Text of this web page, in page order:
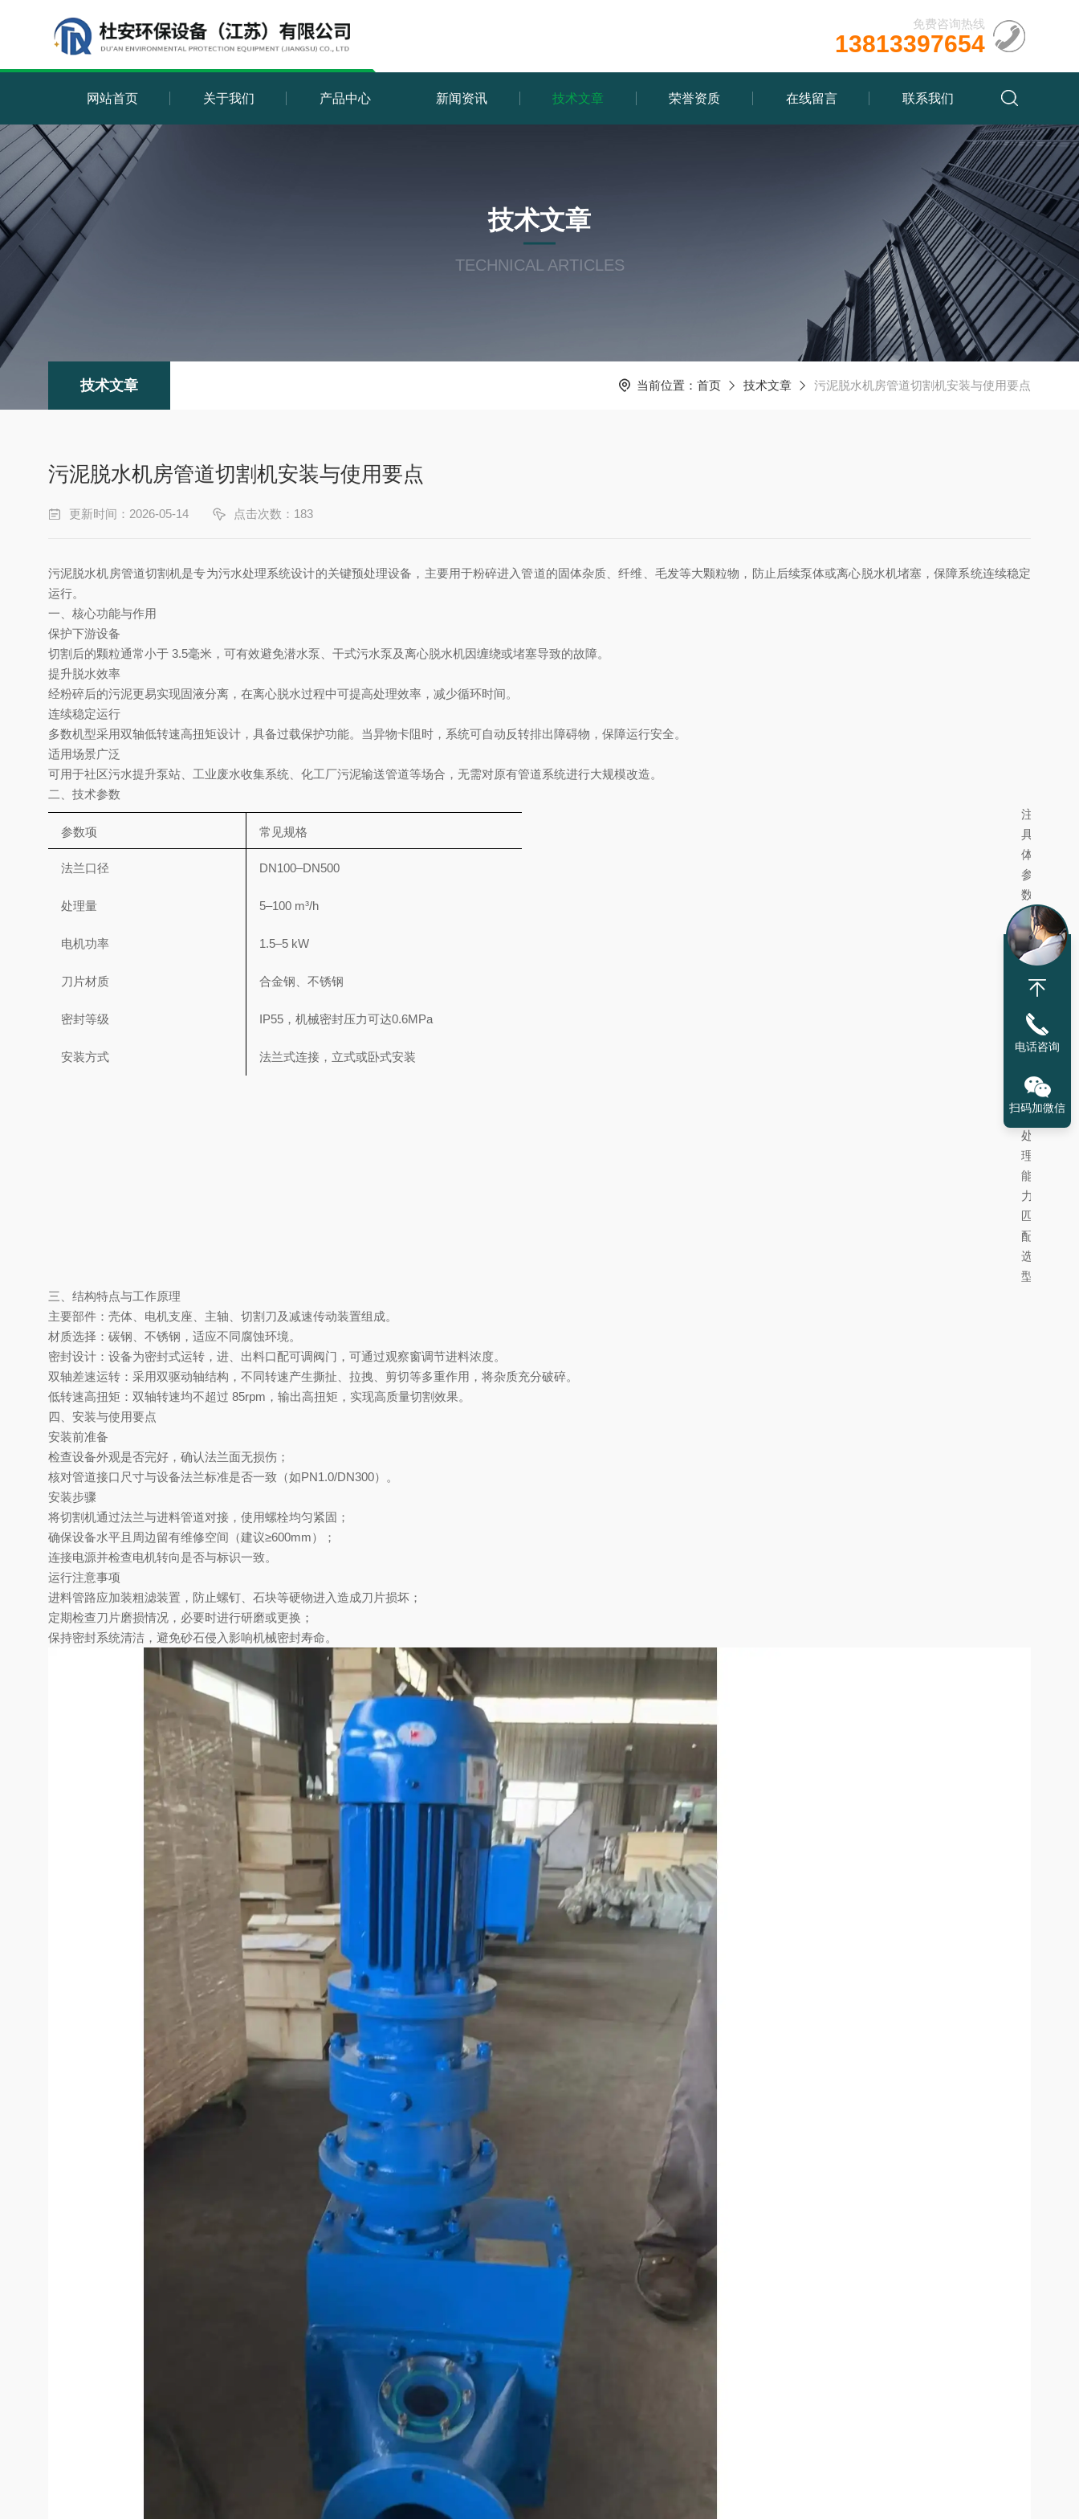
免费咨询热线
13813397654
网站首页 关于我们 产品中心 新闻资讯 技术文章 荣誉资质 在线留言 联系我们
技术文章
TECHNICAL ARTICLES
技术文章 当前位置： 首页 技术文章 污泥脱水机房管道切割机安装与使用要点
污泥脱水机房管道切割机安装与使用要点
更新时间：2026-05-14 点击次数：183
污泥脱水机房管道切割机‌是专为污水处理系统设计的关键预处理设备，主要用于粉碎进入管道的固体杂质、纤维、毛发等大颗粒物，防止后续泵体或离心脱水机堵塞，保障系统连续稳定
运行。
一、核心功能与作用
‌保护下游设备‌
切割后的颗粒通常小于 ‌3.5毫米‌，可有效避免潜水泵、干式污水泵及离心脱水机因缠绕或堵塞导致的故障。
‌提升脱水效率‌
经粉碎后的污泥更易实现固液分离，在离心脱水过程中可提高处理效率，减少循环时间。
‌连续稳定运行‌
多数机型采用‌双轴低转速高扭矩设计‌，具备过载保护功能。当异物卡阻时，系统可自动反转排出障碍物，保障运行安全。
‌适用场景广泛‌
可用于社区污水提升泵站、工业废水收集系统、化工厂污泥输送管道等场合，无需对原有管道系统进行大规模改造。
二、技术参数
参数项 常见规格
法兰口径 DN100–DN500
处理量 5–100 m³/h
电机功率 1.5–5 kW
刀片材质 合金钢、不锈钢
密封等级 IP55，机械密封压力可达0.6MPa
安装方式 法兰式连接，立式或卧式安装
注：
具
体
参
数
需
根
据
套
离
心
机
或
泵
的
处
理
能
力
匹
配
选
型。
三、结构特点与工作原理
‌主要部件‌：壳体、电机支座、主轴、切割刀及减速传动装置组成。
‌材质选择‌：碳钢、不锈钢，适应不同腐蚀环境。
‌密封设计‌：设备为密封式运转，进、出料口配可调阀门，可通过观察窗调节进料浓度。
‌双轴差速运转‌：采用双驱动轴结构，不同转速产生撕扯、拉拽、剪切等多重作用，将杂质充分破碎。
‌低转速高扭矩‌：双轴转速均不超过 ‌85rpm‌，输出高扭矩，实现高质量切割效果。
四、安装与使用要点
‌安装前准备‌
检查设备外观是否完好，确认法兰面无损伤；
核对管道接口尺寸与设备法兰标准是否一致（如PN1.0/DN300）。
‌安装步骤‌
将切割机通过法兰与进料管道对接，使用螺栓均匀紧固；
确保设备水平且周边留有维修空间（建议≥600mm）；
连接电源并检查电机转向是否与标识一致。
‌运行注意事项‌
进料管路应加装粗滤装置，防止螺钉、石块等硬物进入造成刀片损坏；
定期检查刀片磨损情况，必要时进行研磨或更换；
保持密封系统清洁，避免砂石侵入影响机械密封寿命。
电话咨询
扫码加微信